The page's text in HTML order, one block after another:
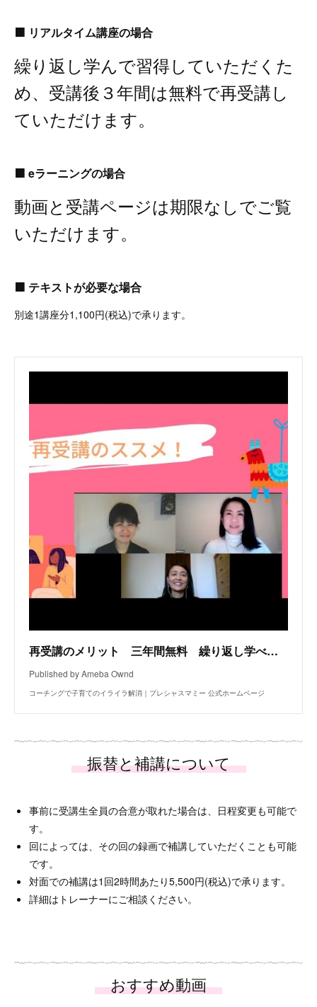
🟧 リアルタイム講座の場合
繰り返し学んで習得していただくた
め、受講後３年間は無料で再受講し
ていただけます。
🟧 eラーニングの場合
動画と受講ページは期限なしでご覧
いただけます。
🟧 テキストが必要な場合
別途1講座分1,100円(税込)で承ります。
再受講のメリット 三年間無料 繰り返し学べる 講師を選べる 受講生同士のシェアが学びを深める
Published by Ameba Ownd
コーチングで子育てのイライラ解消｜プレシャスマミー 公式ホームページ
事前に受講生全員の合意が取れた場合は、日程変更も可能で
す。
回によっては、その回の録画で補講していただくことも可能
です。
対面での補講は1回2時間あたり5,500円(税込)で承ります。
詳細はトレーナーにご相談ください。